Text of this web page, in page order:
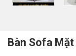
Bàn Sofa